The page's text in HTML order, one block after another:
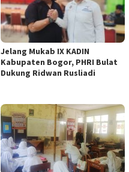
Jelang Mukab IX KADIN
Kabupaten Bogor, PHRI Bulat
Dukung Ridwan Rusliadi